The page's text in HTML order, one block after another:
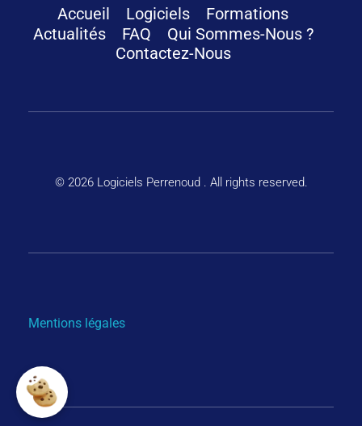
Accueil Logiciels
Formations
Actualités
FAQ
Qui Sommes-Nous ?
Contactez-Nous
© 2026 Logiciels Perrenoud . All rights reserved.
Mentions légales